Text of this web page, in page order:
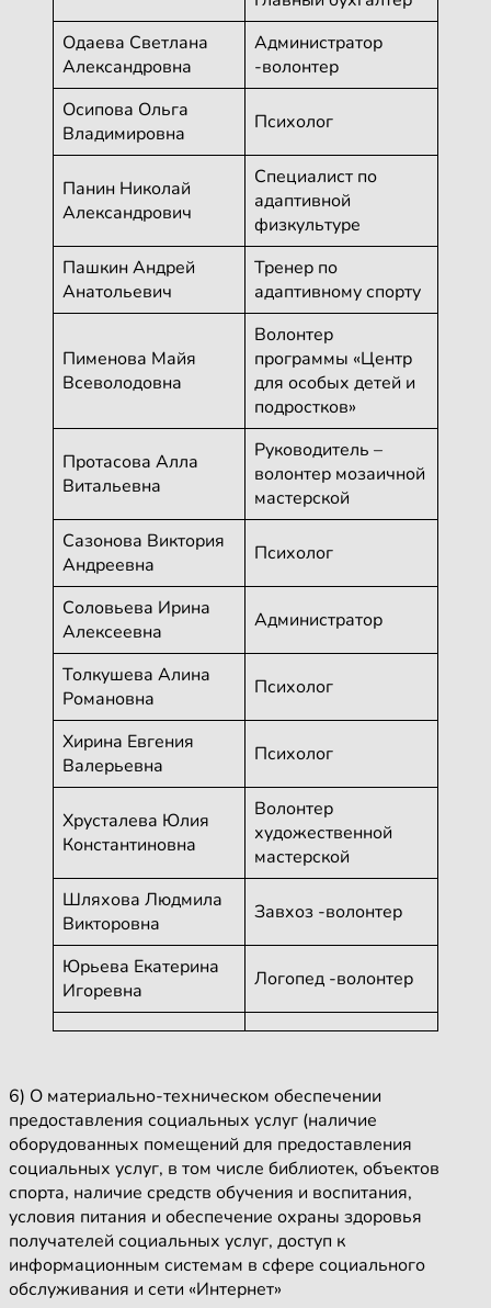
Одаева Светлана
Александровна
Администратор
-волонтер
Осипова Ольга
Владимировна
Психолог
Панин Николай
Александрович
Специалист по
адаптивной
физкультуре
Пашкин Андрей
Анатольевич
Тренер по
адаптивному спорту
Пименова Майя
Всеволодовна
Волонтер
программы «Центр
для особых детей и
подростков»
Протасова Алла
Витальевна
Руководитель –
волонтер мозаичной
мастерской
Сазонова Виктория
Андреевна
Психолог
Соловьева Ирина
Алексеевна
Администратор
Толкушева Алина
Романовна
Психолог
Хирина Евгения
Валерьевна
Психолог
Хрусталева Юлия
Константиновна
Волонтер
художественной
мастерской
Шляхова Людмила
Викторовна
Завхоз -волонтер
Юрьева Екатерина
Игоревна
Логопед -волонтер
6) О материально-техническом обеспечении
предоставления социальных услуг (наличие
оборудованных помещений для предоставления
социальных услуг, в том числе библиотек, объектов
спорта, наличие средств обучения и воспитания,
условия питания и обеспечение охраны здоровья
получателей социальных услуг, доступ к
информационным системам в сфере социального
обслуживания и сети «Интернет»